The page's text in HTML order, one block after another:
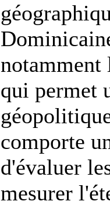
notamment
qui permet
comporte
d'évaluer
mesurer